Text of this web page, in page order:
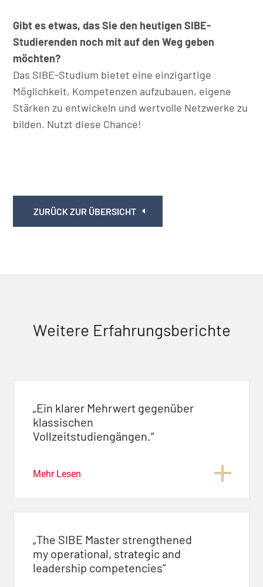
Gibt es etwas, das Sie den heutigen SIBE-
Studierenden noch mit auf den Weg geben
möchten?
Das SIBE-Studium bietet eine einzigartige
Möglichkeit, Kompetenzen aufzubauen, eigene
Stärken zu entwickeln und wertvolle Netzwerke zu
bilden. Nutzt diese Chance!
ZURÜCK ZUR ÜBERSICHT
Weitere Erfahrungsberichte
„Ein klarer Mehrwert gegenüber
klassischen
Vollzeitstudiengängen.“
Mehr Lesen
„The SIBE Master strengthened
my operational, strategic and
leadership competencies“